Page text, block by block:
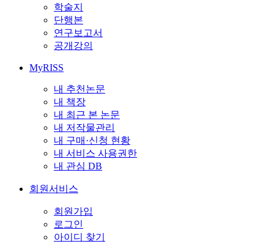
학술지
단행본
연구보고서
공개강의
MyRISS
내 추천논문
내 책장
내 최근 본 논문
내 저작물관리
내 구매·신청 현황
내 서비스 사용권한
내 관심 DB
회원서비스
회원가입
로그인
아이디 찾기